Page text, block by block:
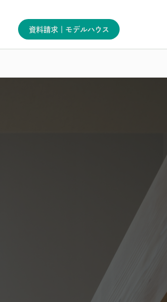
資料請求｜モデルハウス